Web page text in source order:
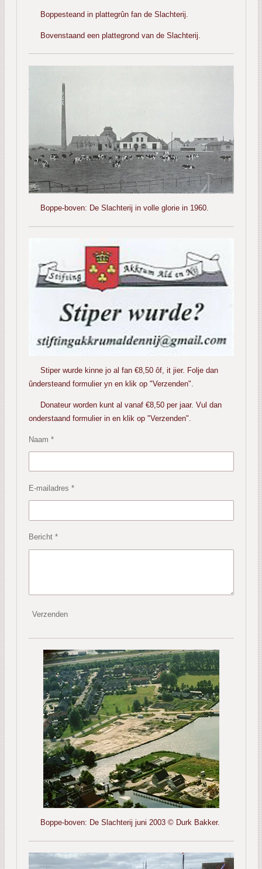
Boppesteand in plattegrûn fan de Slachterij.
Bovenstaand een plattegrond van de Slachterij.
Boppe-boven: De Slachterij in volle glorie in 1960.
Stiper wurde kinne jo al fan €8,50 ôf, it jier. Folje dan
ûndersteand formulier yn en klik op "Verzenden".
Donateur worden kunt al vanaf €8,50 per jaar. Vul dan
onderstaand formulier in en klik op "Verzenden".
Naam *
E-mailadres *
Bericht *
Verzenden
Boppe-boven: De Slachterij juni 2003 © Durk Bakker.